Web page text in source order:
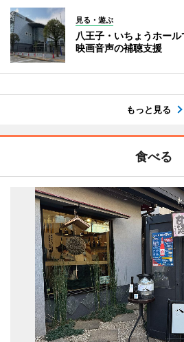
見る・遊ぶ
八王子・いちょうホー
映画音声の補聴支援
もっと見る
食べる